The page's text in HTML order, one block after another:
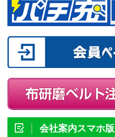
会社案内スマホ版